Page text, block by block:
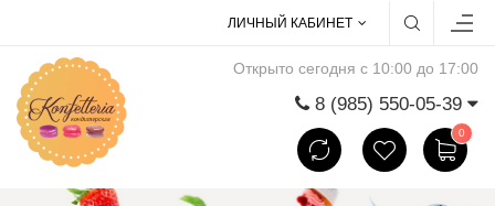
ЛИЧНЫЙ КАБИНЕТ
Открыто сегодня с 10:00 до 17:00
8 (985) 550-05-39
0